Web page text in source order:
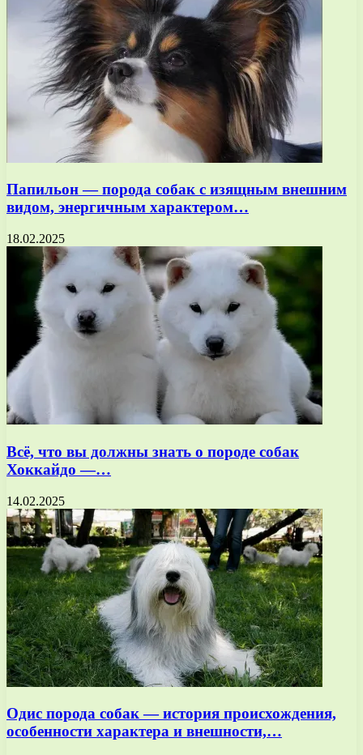
Папильон — порода собак с изящным внешним
видом, энергичным характером…
18.02.2025
Всё, что вы должны знать о породе собак
Хоккайдо —…
14.02.2025
Одис порода собак — история происхождения,
особенности характера и внешности,…